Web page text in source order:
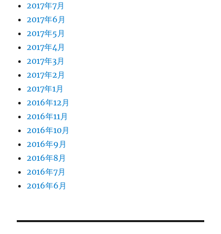
2017年7月
2017年6月
2017年5月
2017年4月
2017年3月
2017年2月
2017年1月
2016年12月
2016年11月
2016年10月
2016年9月
2016年8月
2016年7月
2016年6月